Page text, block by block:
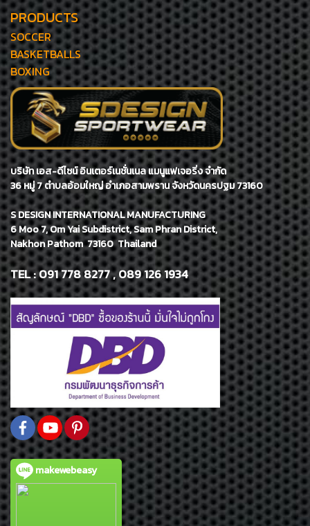
PRODUCTS
SOCCER
BASKETBALLS
BOXING
บริษัท เอส-ดีไซน์ อินเตอร์เนชั่นเนล แมนูแฟเจอริ่ง จำกัด
36 หมู่ 7 ตำบลอ้อมใหญ่ อำเภอสามพราน จังหวัดนครปฐม 73160
S DESIGN INTERNATIONAL MANUFACTURING
6 Moo 7, Om Yai Subdistrict, Sam Phran District,
Nakhon Pathom 73160 Thailand
TEL : 091 778 8277 , 089 126 1934
makewebeasy